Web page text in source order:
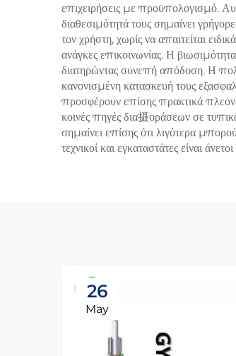
επιχειρήσεις με προϋπολογισμό.
διαθεσιμότητά τους σημαίνει
τον χρήστη, χωρίς να απαιτείται
ανάγκες επικοινωνίας. Η
διατηρώντας συνεπή απόδοση. Η
κανονισμένη κατασκευή τους
προσφέρουν επίσης πρακτικά
κοινές πηγές δια摄οράσεων σε
σημαίνει επίσης ότι λιγότερα
τεχνικοί και εγκαταστάτες είναι
26
May